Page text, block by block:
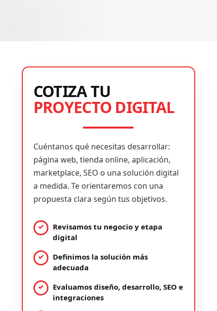
COTIZA TU
PROYECTO DIGITAL
Cuéntanos qué necesitas desarrollar:
página web, tienda online, aplicación,
marketplace, SEO o una solución digital
a medida. Te orientaremos con una
propuesta clara según tus objetivos.
Revisamos tu negocio y etapa
digital
Definimos la solución más
adecuada
Evaluamos diseño, desarrollo, SEO e
integraciones